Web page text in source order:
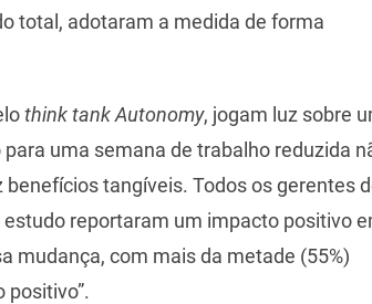
total, adotaram a medida de forma
think tank Autonomy, jogam luz sobre
uma semana de trabalho reduzida
tangíveis. Todos os gerentes
reportaram um impacto positivo
mudança, com mais da metade (55%)